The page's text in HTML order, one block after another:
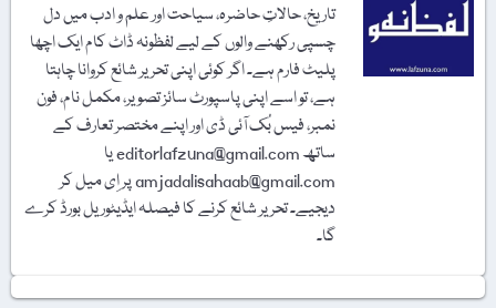
تاریخ، حالاتِ حاضرہ، سیاحت اور علم و ادب میں دل
چسپی رکھنے والوں کے لیے لفظونہ ڈاٹ کام ایک اچھا
پلیٹ فارم ہے۔ اگر کوئی اپنی تحریر شائع کروانا چاہتا
ہے، تو اسے اپنی پاسپورٹ سائز تصویر، مکمل نام، فون
نمبر، فیس بُک آئی ڈی اور اپنے مختصر تعارف کے
ساتھ editorlafzuna@gmail.com یا
amjadalisahaab@gmail.com پر اِی میل کر
دیجیے۔ تحریر شائع کرنے کا فیصلہ ایڈیٹوریل بورڈ کرے
گا۔